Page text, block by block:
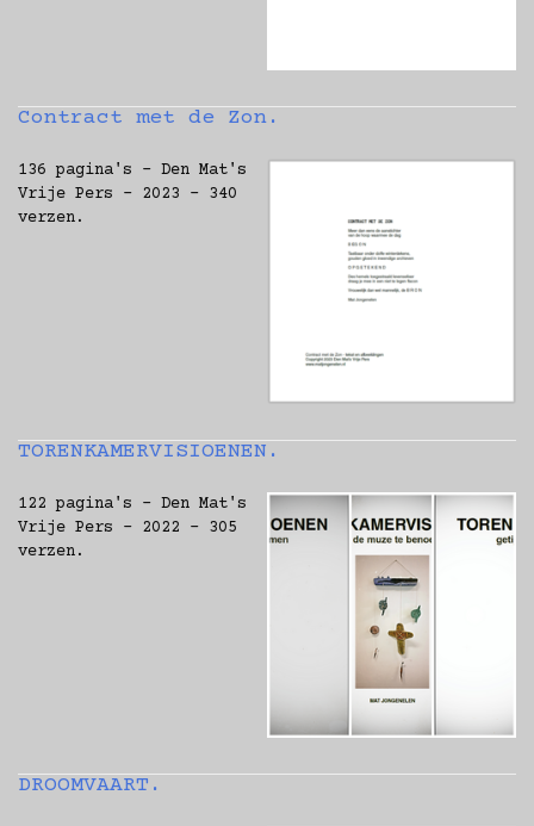
Contract met de Zon.
136 pagina's - Den Mat's
Vrije Pers - 2023 - 340
verzen.
TORENKAMERVISIOENEN.
122 pagina's - Den Mat's
Vrije Pers - 2022 - 305
verzen.
DROOMVAART.